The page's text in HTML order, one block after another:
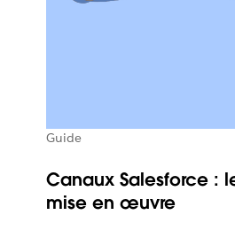
Guide
Canaux Salesforce :
mise en œuvre